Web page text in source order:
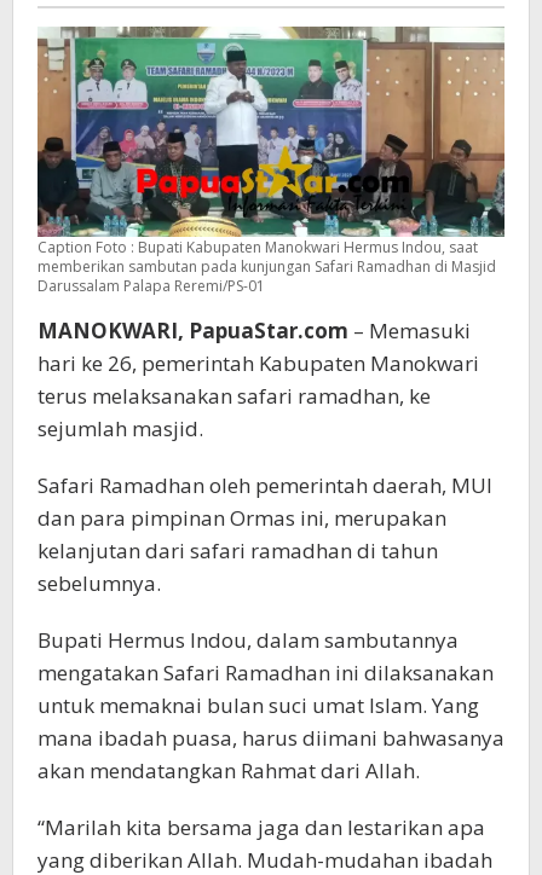
:
Junjung
Bhineka
Tunggal
Ika
Star
Caption Foto : Bupati Kabupaten Manokwari Hermus Indou, saat
memberikan sambutan pada kunjungan Safari Ramadhan di Masjid
Darussalam Palapa Reremi/PS-01
MANOKWARI, PapuaStar.com – Memasuki
hari ke 26, pemerintah Kabupaten Manokwari
terus melaksanakan safari ramadhan, ke
sejumlah masjid.
Safari Ramadhan oleh pemerintah daerah, MUI
dan para pimpinan Ormas ini, merupakan
kelanjutan dari safari ramadhan di tahun
sebelumnya.
Bupati Hermus Indou, dalam sambutannya
mengatakan Safari Ramadhan ini dilaksanakan
untuk memaknai bulan suci umat Islam. Yang
mana ibadah puasa, harus diimani bahwasanya
akan mendatangkan Rahmat dari Allah.
“Marilah kita bersama jaga dan lestarikan apa
yang diberikan Allah. Mudah-mudahan ibadah